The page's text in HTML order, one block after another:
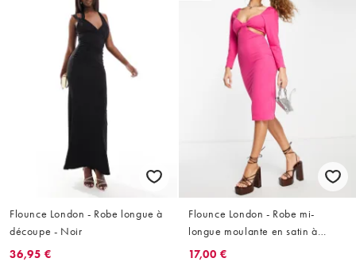
Flounce London - Robe longue à
découpe - Noir
36,95 €
Flounce London - Robe mi-
longue moulante en satin à
manches longues et découpe -
17,00 €